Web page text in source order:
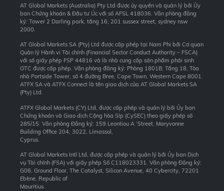
AT Global Markets (Australia) Pty Ltd được ủy quyền và quản lý bởi Ủy
ban Chứng khoán & Đầu tư Úc với số AFSL 418036. Văn phòng đăng
ký: Tower 2 Darling park, tầng 16, 201 sussex street, sydney nsw
2000.
AT Global Markets SA (Pty) Ltd được cấp phép tại Nam Phi bởi Cơ quan
Quản lý Hành vi Tài chính (Financial Sector Conduct Authority – FSCA)
với số giấy phép FSP 44816 và là nhà cung cấp sản phẩm phái sinh
OTC được cấp phép. Văn phòng đăng ký: Phòng 1801B, Tầng 18, Tòa
nhà Portside Tower, số 4 đường Bree, Cape Town, Western Cape 8001.
ATFX SA và ATFX Connect là tên giao dịch của AT Global Markets SA
(Pty) Ltd.
ATFX Global Markets (CY) Ltd, được cấp phép và quản lý bởi Ủy ban
Chứng khoán và Giao dịch Cộng hòa Síp (CySEC) theo giấy phép số
285/15. Văn phòng Đăng ký: 159 Leontiou A ‘Street, Maryvonne
Building Office 204, 3022, Limassol,
Cyprus.
AT Global Markets Intl Ltd, được cấp phép và quản lý bởi Ủy ban Dịch
vụ Tài chính (FSA) với giấy phép Số C118023331. Văn phòng Đăng ký:
G08, Ground Floor, The Catalyst, Silicon Avenue, 40 Cybercity, 72201
Ebène, Republic of
Mauritius.